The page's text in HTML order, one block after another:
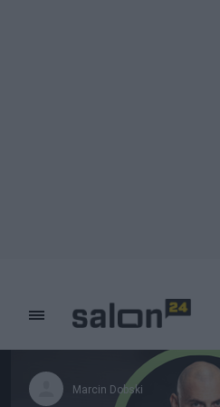
Marcin Dobski